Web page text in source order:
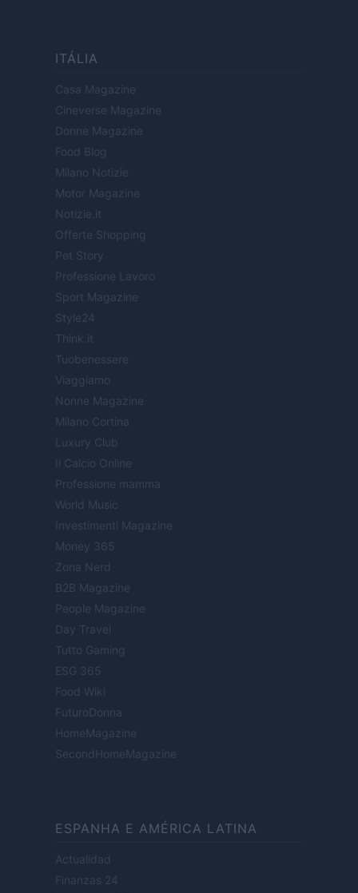
ITÁLIA
Casa Magazine
Cineverse Magazine
Donne Magazine
Food Blog
Milano Notizie
Motor Magazine
Notizie.it
Offerte Shopping
Pet Story
Professione Lavoro
Sport Magazine
Style24
Think.it
Tuobenessere
Viaggiamo
Nonne Magazine
Milano Cortina
Luxury Club
Il Calcio Online
Professione mamma
World Music
Investimenti Magazine
Money 365
Zona Nerd
B2B Magazine
People Magazine
Day Travel
Tutto Gaming
ESG 365
Food Wiki
FuturoDonna
HomeMagazine
SecondHomeMagazine
ESPANHA E AMÉRICA LATINA
Actualidad
Finanzas 24